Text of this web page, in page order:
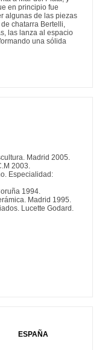
en principio fue
algunas de las piezas
chatarra Bertelli,
las lanza al espacio
una sólida
Madrid 2005.
2003.
Especialidad:
1994.
Madrid 1995.
Lucette Godard.
ESPAÑA